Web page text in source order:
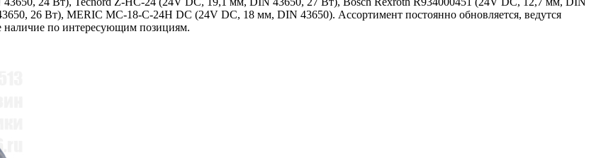
26 Вт), MERIC MC-18-C-24H DC (24V DC, 18 мм, DIN 43650). Ассортимент постоянно обновляется, ведутся
наличие по интересующим позициям.